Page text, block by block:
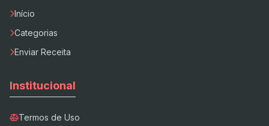
Início
Categorias
Enviar Receita
Institucional
Termos de Uso